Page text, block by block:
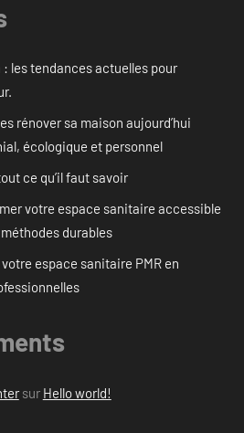
les tendances actuelles pour
rénover sa maison aujourd’hui
écologique et personnel
ce qu’il faut savoir
votre espace sanitaire accessible
durables
espace sanitaire PMR en
sur Hello world!